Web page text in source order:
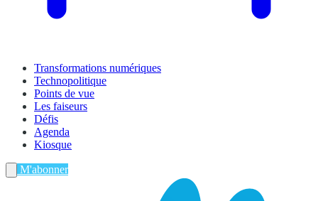
Transformations numériques
Technopolitique
Points de vue
Les faiseurs
Défis
Agenda
Kiosque
M'abonner